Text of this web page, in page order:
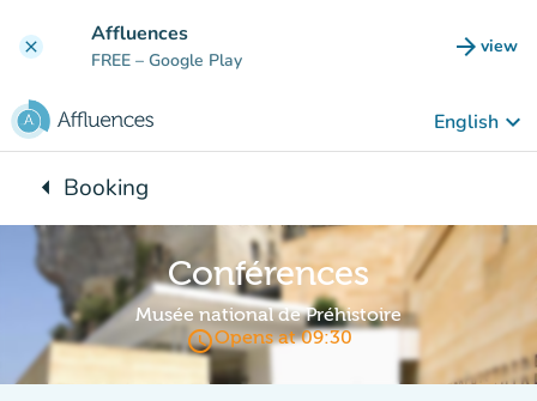
clear Affluences
FREE – Google Play arrow_forward view
(new
English keyboard_arrow_down
arrow_leftBack to:
Booking
Conférences
Musée national de Préhistoire
access_timeOpens at 09:30